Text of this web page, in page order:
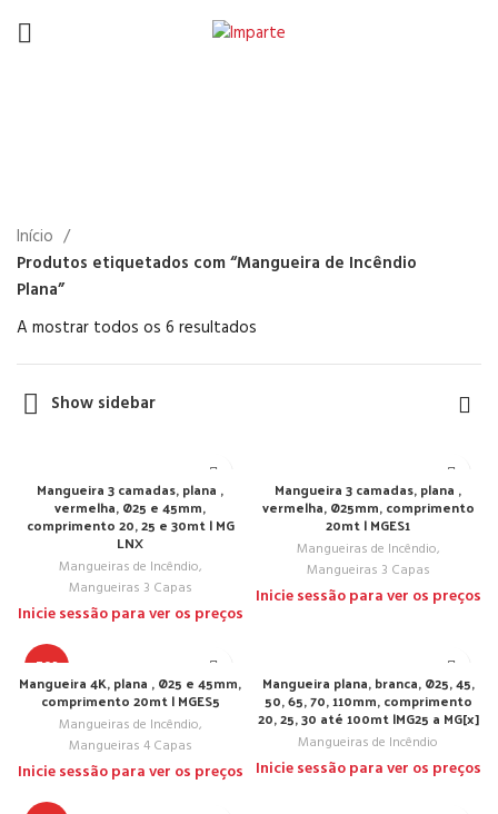
Início
Produtos etiquetados com “Mangueira de Incêndio
Plana”
A mostrar todos os 6 resultados
Show sidebar
Mangueira 3 camadas, plana ,
vermelha, Ø25 e 45mm,
comprimento 20, 25 e 30mt | MG
LNX
Mangueiras de Incêndio,
Mangueiras 3 Capas
Inicie sessão para ver os preços
Mangueira 3 camadas, plana ,
vermelha, Ø25mm, comprimento
20mt | MGES1
Mangueiras de Incêndio,
Mangueiras 3 Capas
Inicie sessão para ver os preços
TOP
Mangueira 4K, plana , Ø25 e 45mm,
comprimento 20mt | MGES5
Mangueiras de Incêndio,
Mangueiras 4 Capas
Inicie sessão para ver os preços
Mangueira plana, branca, Ø25, 45,
50, 65, 70, 110mm, comprimento
20, 25, 30 até 100mt |MG25 a MG[x]
Mangueiras de Incêndio
Inicie sessão para ver os preços